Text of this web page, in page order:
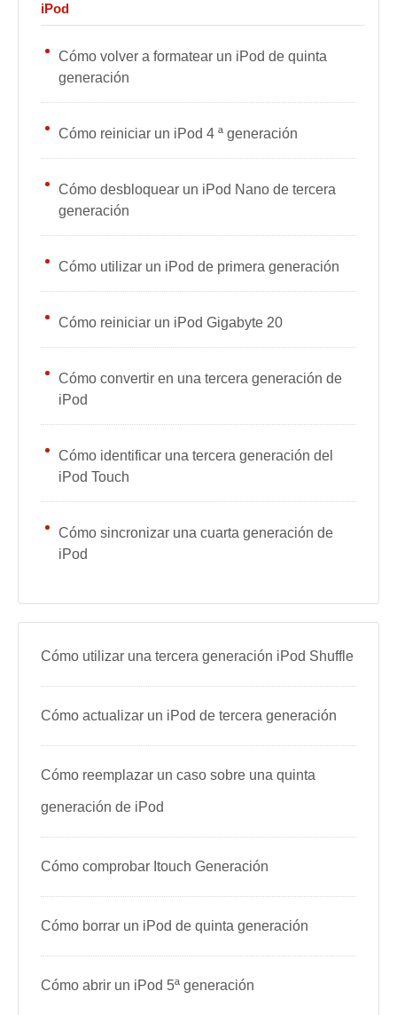
iPod
Cómo volver a formatear un iPod de quinta
generación
Cómo reiniciar un iPod 4 ª generación
Cómo desbloquear un iPod Nano de tercera
generación
Cómo utilizar un iPod de primera generación
Cómo reiniciar un iPod Gigabyte 20
Cómo convertir en una tercera generación de
iPod
Cómo identificar una tercera generación del
iPod Touch
Cómo sincronizar una cuarta generación de
iPod
Cómo utilizar una tercera generación iPod Shuffle
Cómo actualizar un iPod de tercera generación
Cómo reemplazar un caso sobre una quinta
generación de iPod
Cómo comprobar Itouch Generación
Cómo borrar un iPod de quinta generación
Cómo abrir un iPod 5ª generación